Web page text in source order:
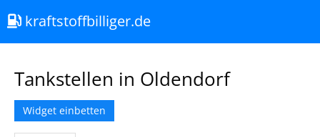
kraftstoffbilliger.de
Tankstellen in Oldendorf
Widget einbetten